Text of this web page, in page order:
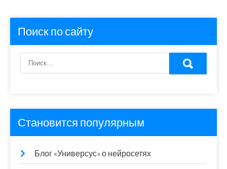
Поиск по сайту
Становится популярным
Блог «Универсус» о нейросетях